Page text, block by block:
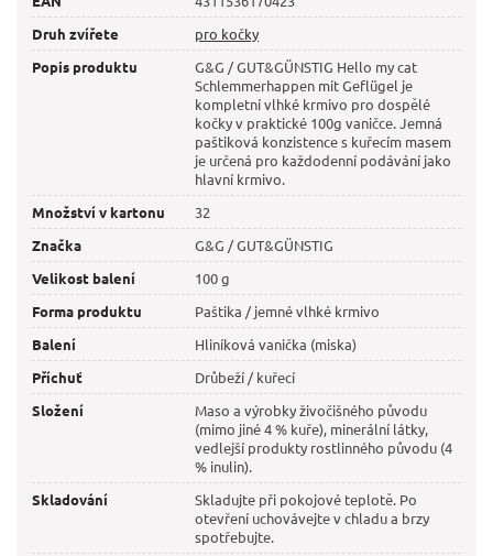
Druh zvířete
pro kočky
Popis produktu
G&G / GUT&GÜNSTIG Hello my cat
Schlemmerhappen mit Geflügel je
kompletní vlhké krmivo pro dospělé
kočky v praktické 100g vaničce. Jemná
paštiková konzistence s kuřecím masem
je určená pro každodenní podávání jako
hlavní krmivo.
Množství v kartonu
32
Značka
G&G / GUT&GÜNSTIG
Velikost balení
100 g
Forma produktu
Paštika / jemné vlhké krmivo
Balení
Hliníková vanička (miska)
Příchuť
Drůbeží / kuřecí
Složení
Maso a výrobky živočišného původu
(mimo jiné 4 % kuře), minerální látky,
vedlejší produkty rostlinného původu (4
% inulin).
Skladování
Skladujte při pokojové teplotě. Po
otevření uchovávejte v chladu a brzy
spotřebujte.